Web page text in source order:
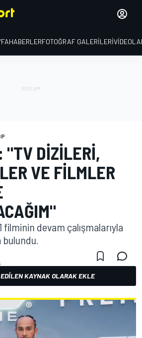
HABERLERFOTOĞRAF GALERILERI
"TV DIZILERI,
VE FILMLER
filminin devam çalışmalarıyla
KAYNAK OLARAK EKLE